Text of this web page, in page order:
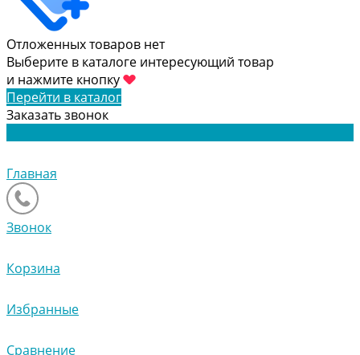
Отложенных товаров нет
Выберите в каталоге интересующий товар
и нажмите кнопку
Перейти в каталог
Заказать звонок
Главная
Звонок
Корзина
Избранные
Сравнение